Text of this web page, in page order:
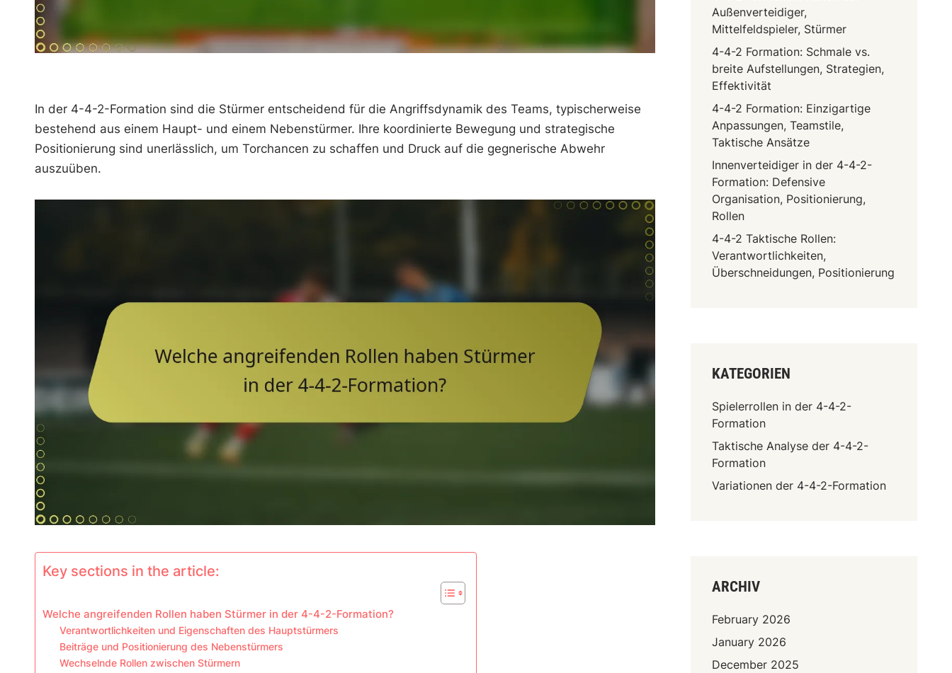
In der 4-4-2-Formation sind die Stürmer entscheidend für die Angriffsdynamik des Teams, typischerweise
bestehend aus einem Haupt- und einem Nebenstürmer. Ihre koordinierte Bewegung und strategische
Positionierung sind unerlässlich, um Torchancen zu schaffen und Druck auf die gegnerische Abwehr
auszuüben.
Key sections in the article:
Welche angreifenden Rollen haben Stürmer in der 4-4-2-Formation?
Verantwortlichkeiten und Eigenschaften des Hauptstürmers
Beiträge und Positionierung des Nebenstürmers
Wechselnde Rollen zwischen Stürmern
Außenverteidiger,
Mittelfeldspieler, Stürmer
4-4-2 Formation: Schmale vs.
breite Aufstellungen, Strategien,
Effektivität
4-4-2 Formation: Einzigartige
Anpassungen, Teamstile,
Taktische Ansätze
Innenverteidiger in der 4-4-2-
Formation: Defensive
Organisation, Positionierung,
Rollen
4-4-2 Taktische Rollen:
Verantwortlichkeiten,
Überschneidungen, Positionierung
KATEGORIEN
Spielerrollen in der 4-4-2-
Formation
Taktische Analyse der 4-4-2-
Formation
Variationen der 4-4-2-Formation
ARCHIV
February 2026
January 2026
December 2025